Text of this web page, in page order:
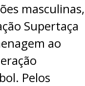
masculinas,
Supertaça
ao
. Pelos